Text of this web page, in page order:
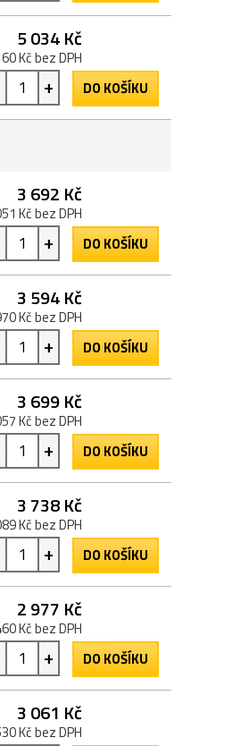
5 034 Kč
Kč bez DPH
+ DO KOŠÍKU
3 692 Kč
Kč bez DPH
+ DO KOŠÍKU
3 594 Kč
Kč bez DPH
+ DO KOŠÍKU
3 699 Kč
Kč bez DPH
+ DO KOŠÍKU
3 738 Kč
Kč bez DPH
+ DO KOŠÍKU
2 977 Kč
Kč bez DPH
+ DO KOŠÍKU
3 061 Kč
Kč bez DPH